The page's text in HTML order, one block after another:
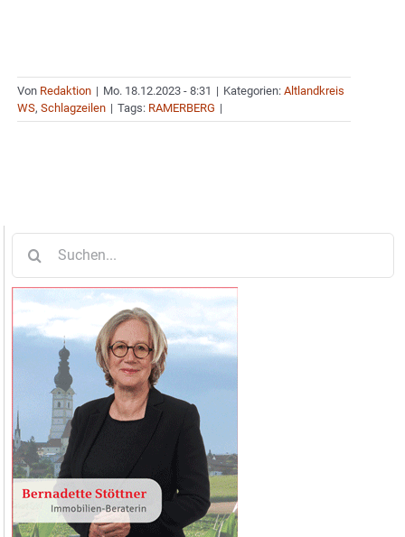
Von Redaktion | Mo. 18.12.2023 - 8:31 | Kategorien: Altlandkreis
WS, Schlagzeilen | Tags: RAMERBERG |
nach: